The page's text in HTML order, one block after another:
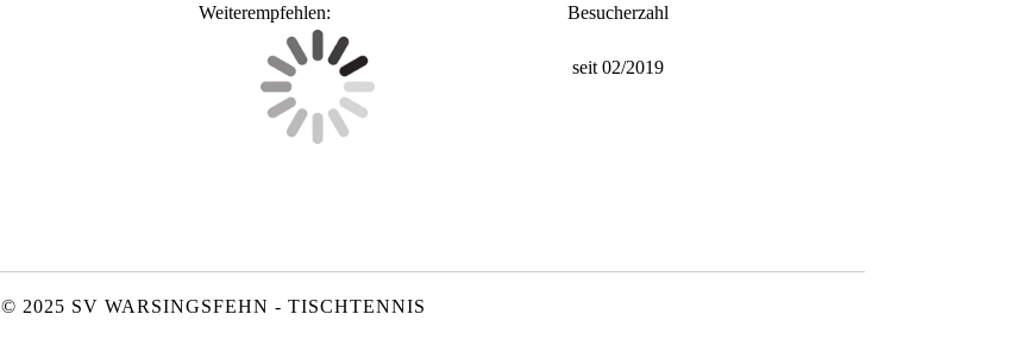
Weiterempfehlen: Besucherzahl
seit 02/2019
© 2025 SV WARSINGSFEHN - TISCHTENNIS